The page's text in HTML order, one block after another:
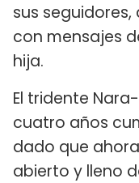
sus
con mensajes
hija.
El tridente
cuatro años
dado que
abierto y lleno